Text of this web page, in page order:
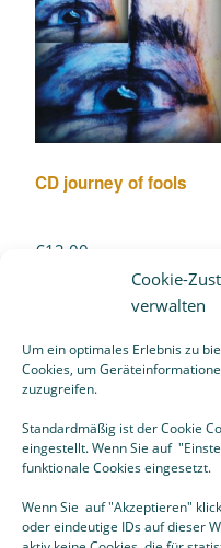
Cookie-
verwalten
Um ein optimales Erlebnis zu
Cookies, um
zuzugreifen.
Standardmäßig ist der Cookie
eingestellt. Wenn Sie auf
funktionale Cookies eingesetzt.
Wenn Sie auf "Akzeptieren"
oder eindeutige IDs auf dieser
CD journey of fools
€12,00
Weiterlesen
* Aufgrund des